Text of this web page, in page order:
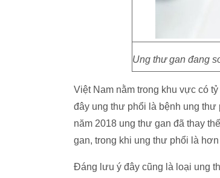
Ung thư gan đang
Việt Nam nằm trong khu vực có
đây ung thư phổi là bệnh ung
năm 2018 ung thư gan đã thay
gan, trong khi ung thư phổi là
Đáng lưu ý đây cũng là loại ung